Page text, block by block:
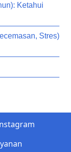
Ketahui
Stres)